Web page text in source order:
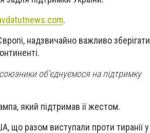
.
надзвичайно важливо зберігати
об'єднуємося на підтримку
який підтримав її жестом.
що разом виступали проти тиранії у